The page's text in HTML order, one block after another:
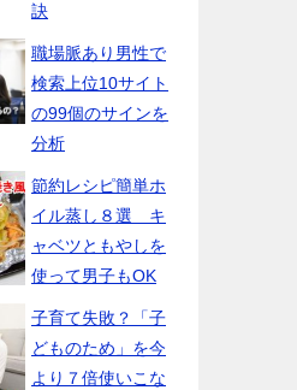
訣
職場脈あり男性で
検索上位10サイト
の99個のサインを
分析
節約レシピ簡単ホ
イル蒸し８選 キ
ャベツともやしを
使って男子もOK
子育て失敗？「子
どものため」を今
より７倍使いこな